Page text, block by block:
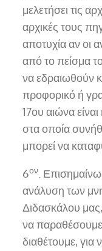
μελετήσει τις
αρχικές τους
αποτυχία αν οι
από το πείσμα
να εδραιωθούν
προφορικό ή
17ου αιώνα
στα οποία
μπορεί να
6ον .
ανάλυση των
Διδασκάλου
να
διαθέτουμε,